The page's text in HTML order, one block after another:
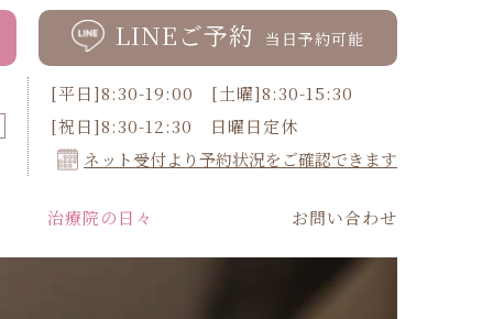
LINEご予約 当日予約可能
[平日]8:30-19:00 [土曜]8:30-15:30
[祝日]8:30-12:30 日曜日定休
ネット受付より予約状況をご確認できます
治療院の日々 お問い合わせ